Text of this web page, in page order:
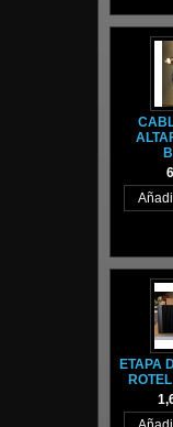
ETAPA